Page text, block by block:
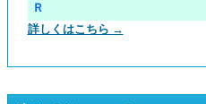
Ｒ
詳しくはこちら →